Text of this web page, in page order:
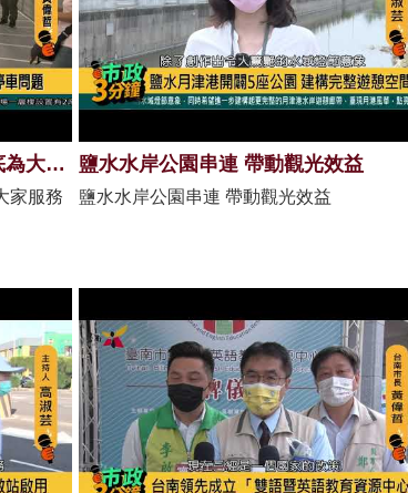
台南第一座機車立體停車場年底為大家服務
家服務
鹽水水岸公園串連 帶動觀光效益
鹽水水岸公園串連 帶動觀光效益